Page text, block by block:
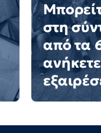
στη
από τα